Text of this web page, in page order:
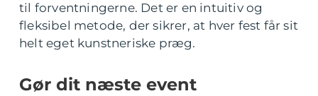
til forventningerne. Det er en intuitiv og
fleksibel metode, der sikrer, at hver fest får sit
helt eget kunstneriske præg.
Gør dit næste event